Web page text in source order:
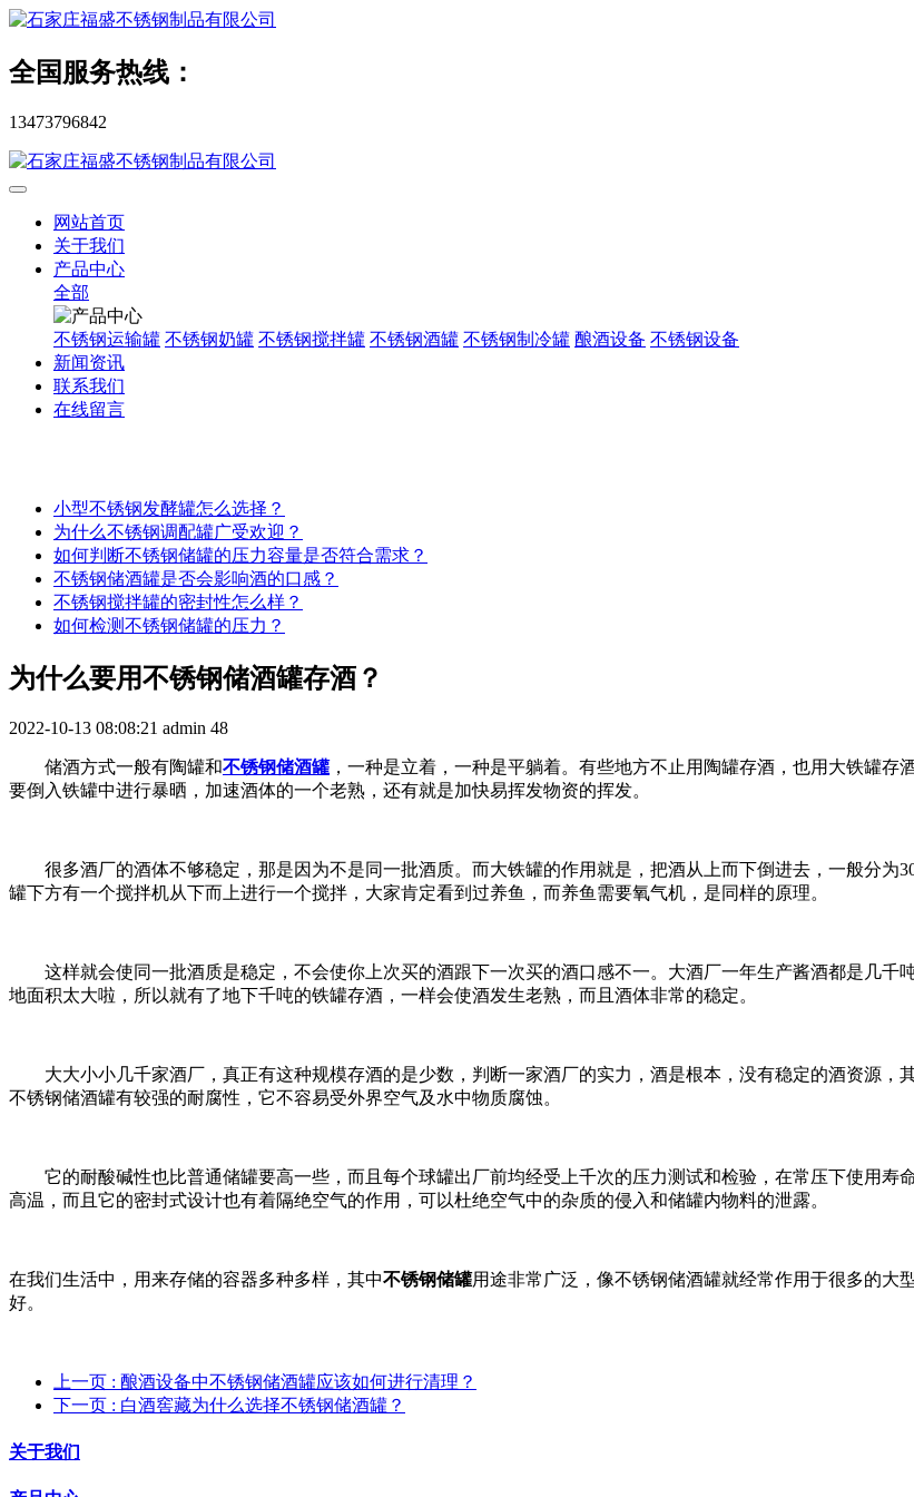
全国服务热线：
13473796842
网站首页
关于我们
产品中心
全部
不锈钢运输罐 不锈钢奶罐 不锈钢搅拌罐 不锈钢酒罐 不锈钢制冷罐 酿酒设备 不锈钢设备
新闻资讯
联系我们
在线留言
小型不锈钢发酵罐怎么选择？
为什么不锈钢调配罐广受欢迎？
如何判断不锈钢储罐的压力容量是否符合需求？
不锈钢储酒罐是否会影响酒的口感？
不锈钢搅拌罐的密封性怎么样？
如何检测不锈钢储罐的压力？
为什么要用不锈钢储酒罐存酒？
2022-10-13 08:08:21 admin 48
储酒方式一般有陶罐和不锈钢储酒罐，一种是立着，一种是平躺着。有些地方不止用陶罐存酒，也用大铁罐
要倒入铁罐中进行暴晒，加速酒体的一个老熟，还有就是加快易挥发物资的挥发。
很多酒厂的酒体不够稳定，那是因为不是同一批酒质。而大铁罐的作用就是，把酒从上而下倒进去，一般分为
罐下方有一个搅拌机从下而上进行一个搅拌，大家肯定看到过养鱼，而养鱼需要氧气机，是同样的原理。
这样就会使同一批酒质是稳定，不会使你上次买的酒跟下一次买的酒口感不一。大酒厂一年生产酱酒都是几千
地面积太大啦，所以就有了地下千吨的铁罐存酒，一样会使酒发生老熟，而且酒体非常的稳定。
大大小小几千家酒厂，真正有这种规模存酒的是少数，判断一家酒厂的实力，酒是根本，没有稳定的酒资源，
不锈钢储酒罐有较强的耐腐性，它不容易受外界空气及水中物质腐蚀。
它的耐酸碱性也比普通储罐要高一些，而且每个球罐出厂前均经受上千次的压力测试和检验，在常压下使用
高温，而且它的密封式设计也有着隔绝空气的作用，可以杜绝空气中的杂质的侵入和储罐内物料的泄露。
在我们生活中，用来存储的容器多种多样，其中不锈钢储罐用途非常广泛，像不锈钢储酒罐就经常作用于很多的大
好。
上一页 : ​酿酒设备中不锈钢储酒罐应该如何进行清理？
下一页 : 白酒窖藏为什么选择不锈钢储酒罐？
关于我们